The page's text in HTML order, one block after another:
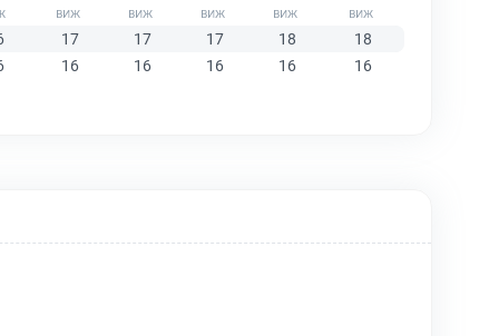
17 17 17 18
18
16 16 16 16 16